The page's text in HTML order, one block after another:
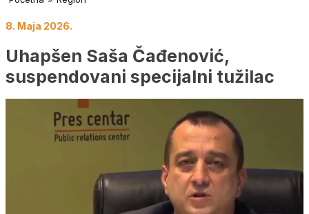
8. Maja 2026.
Uhapšen Saša Čađenović,
suspendovani specijalni tužilac